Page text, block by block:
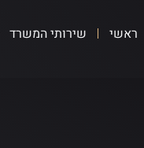
ראשי שירותי המשרד